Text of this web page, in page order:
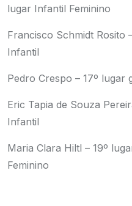
lugar Infantil Feminino
Francisco Schmidt Rosito
Infantil
Pedro Crespo – 17º lugar
Eric Tapia de Souza
Infantil
Maria Clara Hiltl – 19º
Feminino